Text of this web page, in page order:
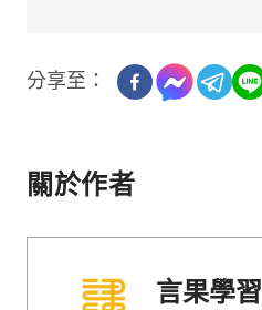
分享至：
關於作者
言果學習